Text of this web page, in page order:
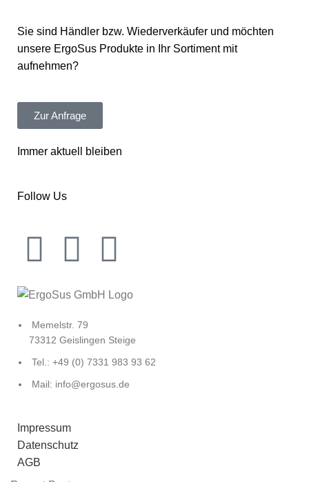
Sie sind Händler bzw. Wiederverkäufer und möchten
unsere ErgoSus Produkte in Ihr Sortiment mit
aufnehmen?
Zur Anfrage
Immer aktuell bleiben
Follow Us
Memelstr. 79
73312 Geislingen Steige
Tel.: +49 (0) 7331 983 93 62
Mail: info@ergosus.de
Impressum
Datenschutz
AGB